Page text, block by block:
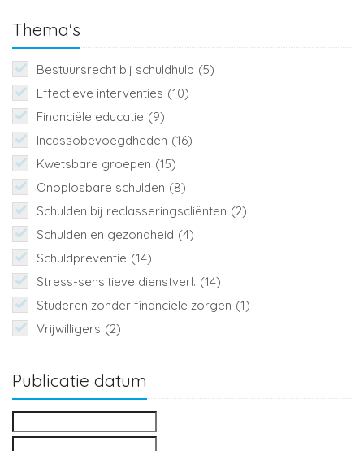
Thema's
Bestuursrecht bij schuldhulp (5)
Effectieve interventies (10)
Financiële educatie (9)
Incassobevoegdheden (16)
Kwetsbare groepen (15)
Onoplosbare schulden (8)
Schulden bij reclasseringscliënten (2)
Schulden en gezondheid (4)
Schuldpreventie (14)
Stress-sensitieve dienstverl. (14)
Studeren zonder financiële zorgen (1)
Vrijwilligers (2)
Publicatie datum